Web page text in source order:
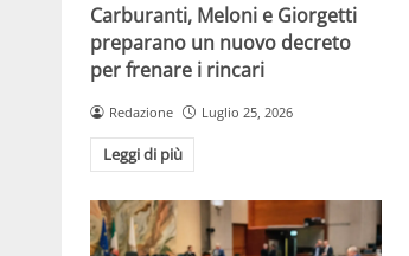
Carburanti, Meloni e Giorgetti
preparano un nuovo decreto
per frenare i rincari
Redazione Luglio 25, 2026
Leggi di più